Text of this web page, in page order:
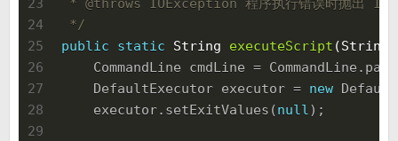
23
24
25
26
27
28
29
* @throws IOException 程序执行错误时抛出
*/
public
static String executeScript (String
CommandLine cmdLine =
    DefaultExecutor executor =
new
    executor.setExitValues(
null);